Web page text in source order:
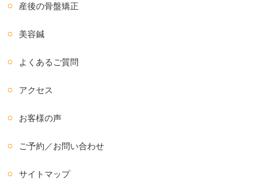
産後の骨盤矯正
美容鍼
よくあるご質問
アクセス
お客様の声
ご予約／お問い合わせ
サイトマップ